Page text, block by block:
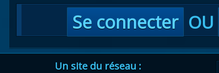
Se connecter OU
Un site du réseau :